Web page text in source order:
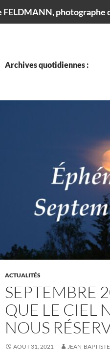
photographe
Archives quotidiennes :
ACTUALITÉS
SEPTEMBRE
QUE LE CIEL
NOUS
AOÛT 31, 2021 JEAN-